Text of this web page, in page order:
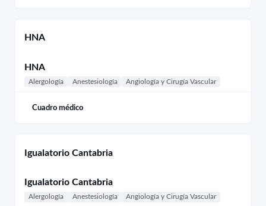
HNA
HNA
Alergología Anestesiología Angiología y Cirugía Vascular
Cuadro médico
Igualatorio Cantabria
Igualatorio Cantabria
Alergología Anestesiología Angiología y Cirugía Vascular